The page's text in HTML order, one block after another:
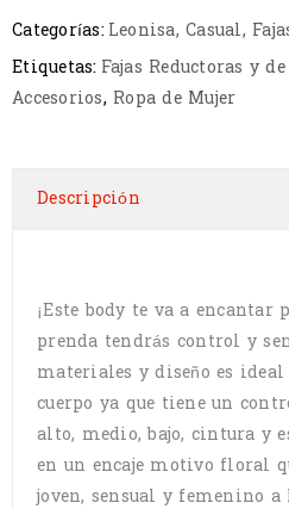
Categorías: Leonisa, Casual,
Etiquetas: Fajas Reductoras y
Accesorios, Ropa de Mujer
Descripción
¡Este body te va a encantar
prenda tendrás control y
materiales y diseño es
cuerpo ya que tiene un
alto, medio, bajo, cintura y
en un encaje motivo floral
joven, sensual y femenino a